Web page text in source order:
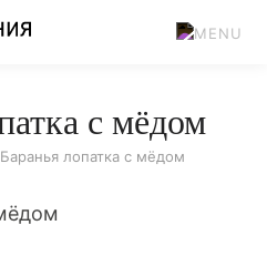
с мёдом
Баранья лопатка с мёдом